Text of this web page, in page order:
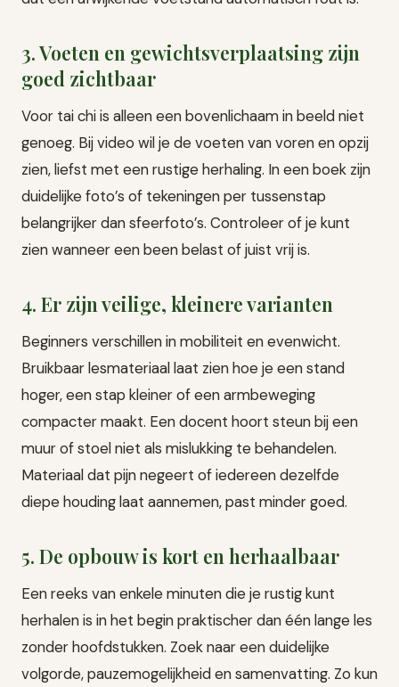
3. Voeten en gewichtsverplaatsing zijn
goed zichtbaar
Voor tai chi is alleen een bovenlichaam in beeld niet
genoeg. Bij video wil je de voeten van voren en opzij
zien, liefst met een rustige herhaling. In een boek zijn
duidelijke foto’s of tekeningen per tussenstap
belangrijker dan sfeerfoto’s. Controleer of je kunt
zien wanneer een been belast of juist vrij is.
4. Er zijn veilige, kleinere varianten
Beginners verschillen in mobiliteit en evenwicht.
Bruikbaar lesmateriaal laat zien hoe je een stand
hoger, een stap kleiner of een armbeweging
compacter maakt. Een docent hoort steun bij een
muur of stoel niet als mislukking te behandelen.
Materiaal dat pijn negeert of iedereen dezelfde
diepe houding laat aannemen, past minder goed.
5. De opbouw is kort en herhaalbaar
Een reeks van enkele minuten die je rustig kunt
herhalen is in het begin praktischer dan één lange les
zonder hoofdstukken. Zoek naar een duidelijke
volgorde, pauzemogelijkheid en samenvatting. Zo kun